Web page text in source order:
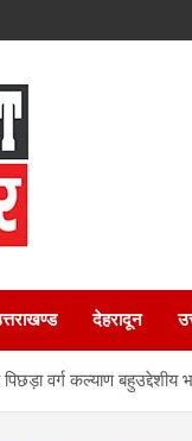
–
देहरादून
वर्ग कल्याण